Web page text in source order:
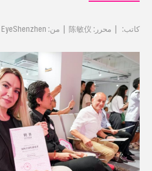
كاتب: | محرر: 陈敏仪 | من: EyeShenzhen | تم التحديث: 2023-09-25